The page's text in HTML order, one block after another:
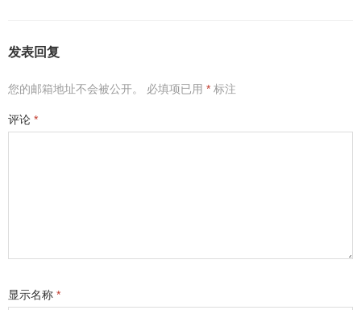
发表回复
您的邮箱地址不会被公开。 必填项已用 * 标注
评论 *
显示名称 *